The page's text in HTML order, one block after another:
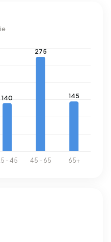
boven het landelijke
aardgasverbruik ligt met
landelijke gemiddelde